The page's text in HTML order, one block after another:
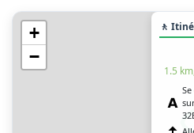
+
−
🚶
1.5